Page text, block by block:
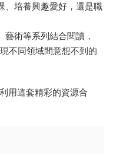
、培養興趣愛好，還是職
藝術等系列結合閱讀，
不同領域間意想不到的
用這套精彩的資源合